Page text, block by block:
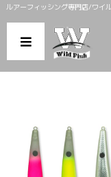
ルアーフィッシング専門店/ワイ